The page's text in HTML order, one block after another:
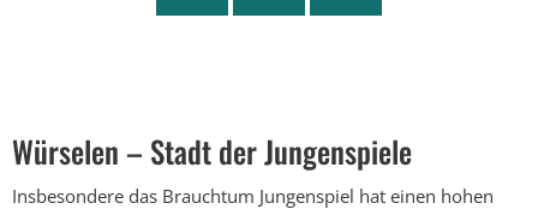
der
Jungenspiele
Würselen – Stadt der Jungenspiele
Insbesondere das Brauchtum Jungenspiel hat einen hohen